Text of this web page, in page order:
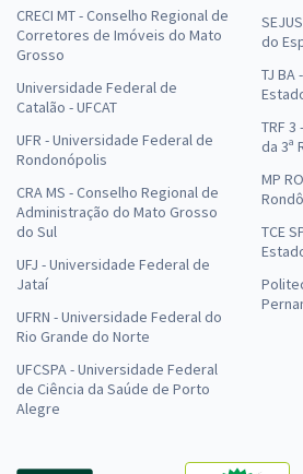
CRECI MT - Conselho Regional de
Corretores de Imóveis do Mato
Grosso
Universidade Federal de
Catalão - UFCAT
UFR - Universidade Federal de
Rondonópolis
CRA MS - Conselho Regional de
Administração do Mato Grosso
do Sul
UFJ - Universidade Federal de
Jataí
UFRN - Universidade Federal do
Rio Grande do Norte
UFCSPA - Universidade Federal
de Ciência da Saúde de Porto
Alegre
do
TJ BA
TRF
da 3ª
MP
TCE